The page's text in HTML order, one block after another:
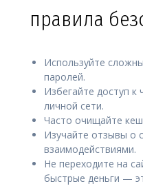
правила
Используйте
паролей.
Избегайте доступ к
личной сети.
Часто очищайте кеш
Изучайте отзывы о
взаимодействиями.
Не переходите на
быстрые деньги —